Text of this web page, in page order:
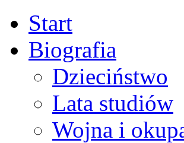
Start
Biografia
Dzieciństwo
Lata studiów
Wojna i